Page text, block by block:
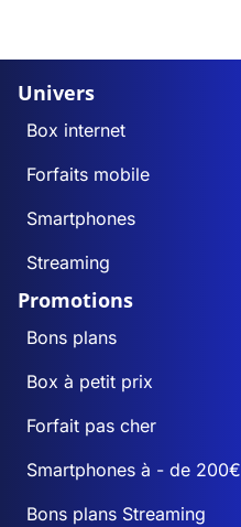
Univers
Box internet
Forfaits mobile
Smartphones
Streaming
Promotions
Bons plans
Box à petit prix
Forfait pas cher
Smartphones à - de 200€
Bons plans Streaming